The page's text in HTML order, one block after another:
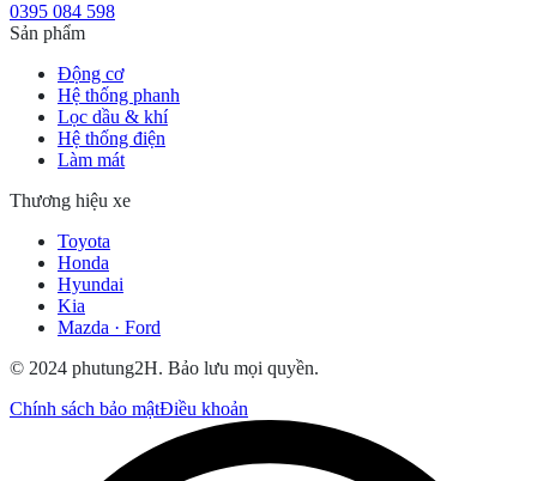
0395 084 598
Sản phẩm
Động cơ
Hệ thống phanh
Lọc dầu & khí
Hệ thống điện
Làm mát
Thương hiệu xe
Toyota
Honda
Hyundai
Kia
Mazda · Ford
© 2024 phutung2H. Bảo lưu mọi quyền.
Chính sách bảo mậtĐiều khoản